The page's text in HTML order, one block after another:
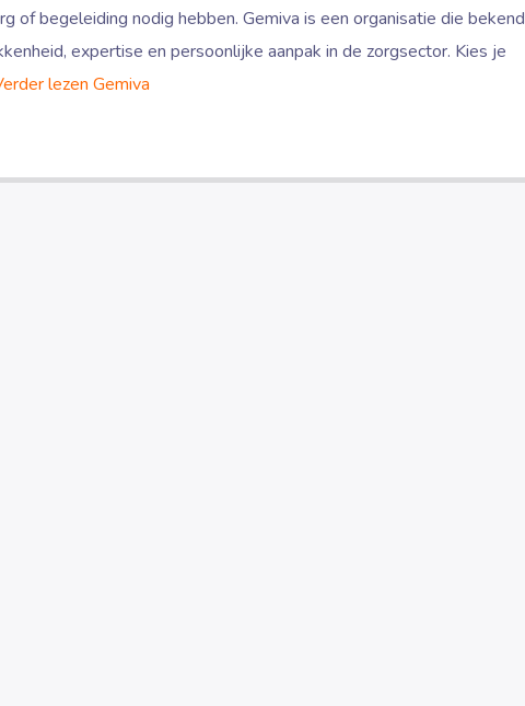
of begeleiding nodig hebben. Gemiva is een organisatie die bekend
expertise en persoonlijke aanpak in de zorgsector. Kies je
lezen Gemiva